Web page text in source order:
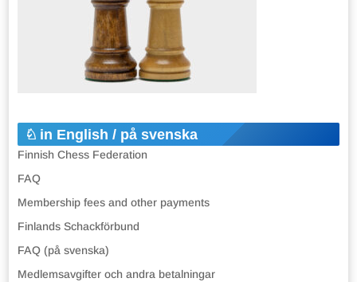
in English / på svenska
Finnish Chess Federation
FAQ
Membership fees and other payments
Finlands Schackförbund
FAQ (på svenska)
Medlemsavgifter och andra betalningar